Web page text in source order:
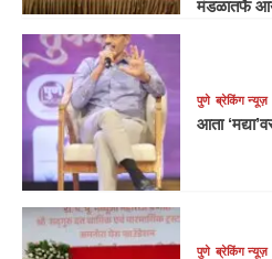
मंडळातर्फे
पुणे ब्रेकिंग न्यूज़
आता
पुणे ब्रेकिंग न्यूज़